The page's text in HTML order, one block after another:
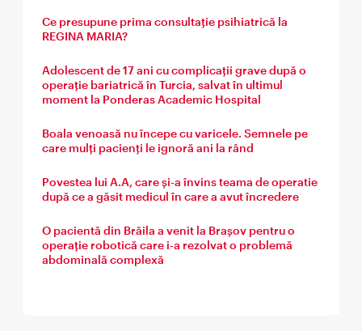
Ce presupune prima consultație psihiatrică la
REGINA MARIA?
Adolescent de 17 ani cu complicații grave după o
operație bariatrică în Turcia, salvat în ultimul
moment la Ponderas Academic Hospital
Boala venoasă nu începe cu varicele. Semnele pe
care mulți pacienți le ignoră ani la rând
Povestea lui A.A, care și-a învins teama de operatie
după ce a găsit medicul în care a avut încredere
O pacientă din Brăila a venit la Brașov pentru o
operație robotică care i-a rezolvat o problemă
abdominală complexă